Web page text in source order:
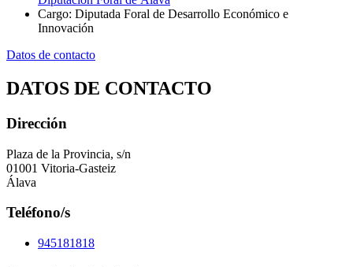
Cargo: Diputada Foral de Desarrollo Económico e
Innovación
Datos de contacto
DATOS DE CONTACTO
Dirección
Plaza de la Provincia, s/n
01001 Vitoria-Gasteiz
Álava
Teléfono/s
945181818